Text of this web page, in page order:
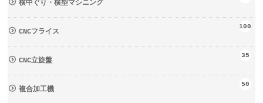
横中ぐり・横型マシニング
CNCフライス
100
CNC立旋盤
35
複合加工機
50